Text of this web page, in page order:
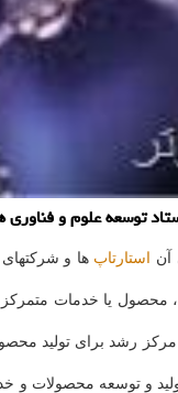
استارتاپ ها و
یا خدمات
و دارای قرار داد مکتوب باشند و حداقل مبلغ ۱۵۰
ها و شتابدهنده های شناختی در نخستین فراخوان ستاد توسعه